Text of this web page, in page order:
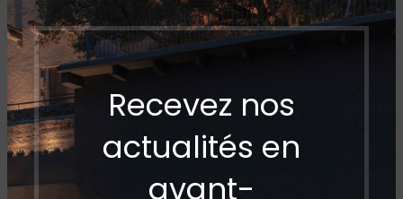
Recevez nos
actualités en
avant-
Un Éclairage LED Performant et Économe
en Énergie pour une Ambiance
Chaleureuse
La borne jardin rectangulaire minimaliste est équipée
d’une source lumineuse LED intégrée de 7W, offrant un
éclairage puissant et économe en énergie. La lumière
accueillante et chaleureuse, idéale pour les soirées